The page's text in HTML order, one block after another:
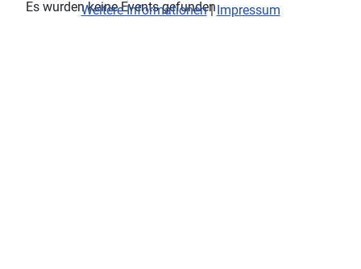
Es wurden keine Events gefunden
Weitere Informationen|Impressum